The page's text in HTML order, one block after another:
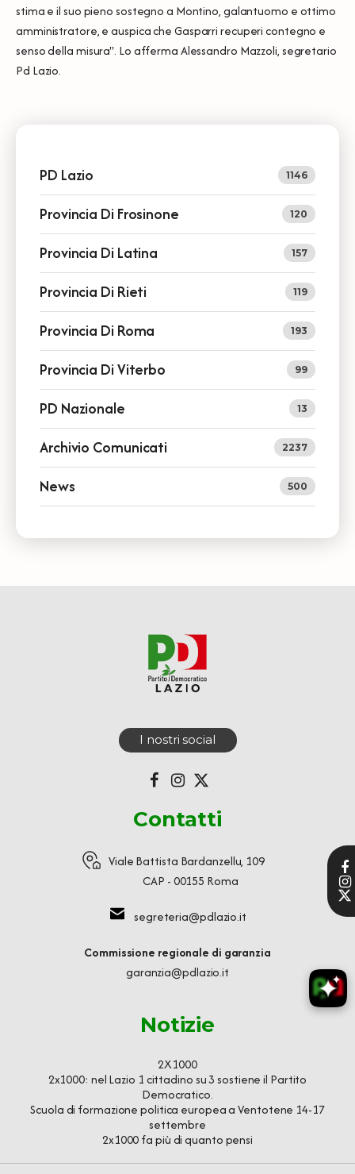
stima e il suo pieno sostegno a Montino, galantuomo e ottimo
amministratore, e auspica che Gasparri recuperi contegno e
senso della misura". Lo afferma Alessandro Mazzoli, segretario
Pd Lazio.
PD Lazio 1146
Provincia Di Frosinone 120
Provincia Di Latina 157
Provincia Di Rieti 119
Provincia Di Roma 193
Provincia Di Viterbo 99
PD Nazionale 13
Archivio Comunicati 2237
News 500
I nostri social
Contatti
Viale Battista Bardanzellu, 109
CAP - 00155 Roma
segreteria@pdlazio.it
Commissione regionale di garanzia
garanzia@pdlazio.it
Notizie
2X1000
2x1000: nel Lazio 1 cittadino su 3 sostiene il Partito
Democratico.
Scuola di formazione politica europea a Ventotene 14-17
settembre
2x1000 fa più di quanto pensi